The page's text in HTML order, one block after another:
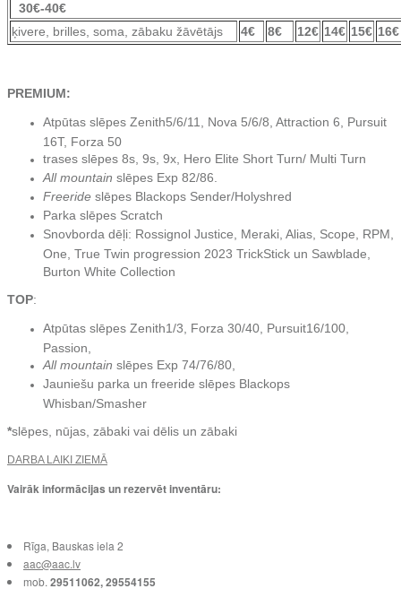
30€-40€
ķivere, brilles, soma, zābaku žāvētājs
4€ 8€ 12€ 14€ 15€ 16€
PREMIUM:
Atpūtas slēpes Zenith5/6/11, Nova 5/6/8, Attraction 6, Pursuit
16T, Forza 50
trases slēpes 8s, 9s, 9x, Hero Elite Short Turn/ Multi Turn
All mountain slēpes Exp 82/86.
Freeride slēpes Blackops Sender/Holyshred
Parka slēpes Scratch
Snovborda dēļi: Rossignol Justice, Meraki, Alias, Scope, RPM,
One, True Twin progression 2023 TrickStick un Sawblade,
Burton White Collection
TOP:
Atpūtas slēpes Zenith1/3, Forza 30/40, Pursuit16/100,
Passion,
All mountain slēpes Exp 74/76/80,
Jauniešu parka un freeride slēpes Blackops
Whisban/Smasher
*slēpes, nūjas, zābaki vai dēlis un zābaki
DARBA LAIKI ZIEMĀ
Vairāk informācijas un rezervēt inventāru:
Rīga, Bauskas iela 2
aac@aac.lv
mob. 29511062, 29554155